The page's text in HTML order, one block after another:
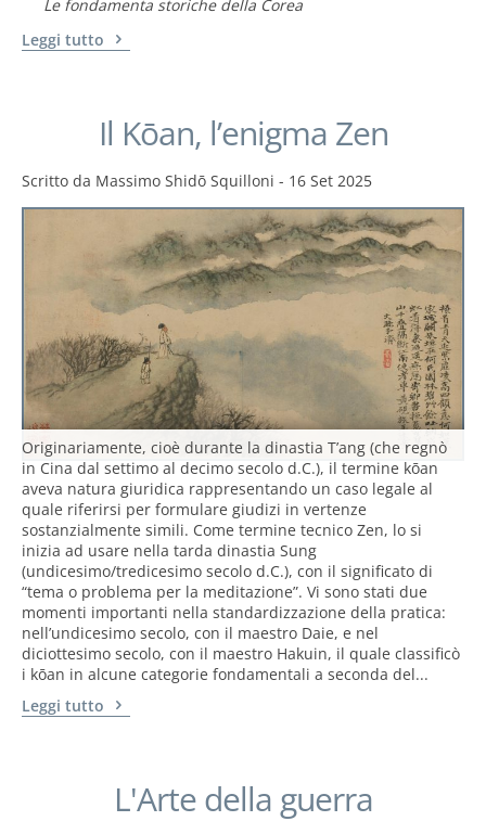
Le fondamenta storiche della Corea
Leggi tutto
Il Kōan, l’enigma Zen
Scritto da Massimo Shidō Squilloni - 16 Set 2025
Originariamente, cioè durante la dinastia T’ang (che regnò
in Cina dal settimo al decimo secolo d.C.), il termine kōan
aveva natura giuridica rappresentando un caso legale al
quale riferirsi per formulare giudizi in vertenze
sostanzialmente simili. Come termine tecnico Zen, lo si
inizia ad usare nella tarda dinastia Sung
(undicesimo/tredicesimo secolo d.C.), con il significato di
“tema o problema per la meditazione”. Vi sono stati due
momenti importanti nella standardizzazione della pratica:
nell’undicesimo secolo, con il maestro Daie, e nel
diciottesimo secolo, con il maestro Hakuin, il quale classificò
i kōan in alcune categorie fondamentali a seconda del...
Leggi tutto
L'Arte della guerra